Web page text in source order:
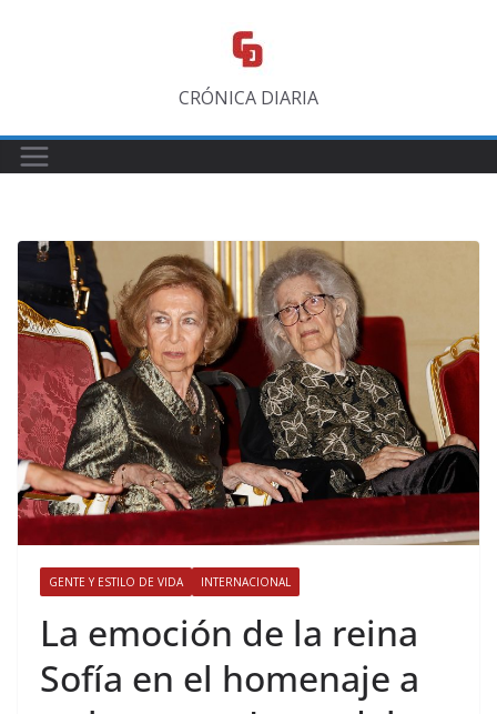
CRÓNICA DIARIA
GENTE Y ESTILO DE VIDA INTERNACIONAL
​La emoción de la reina
Sofía en el homenaje a